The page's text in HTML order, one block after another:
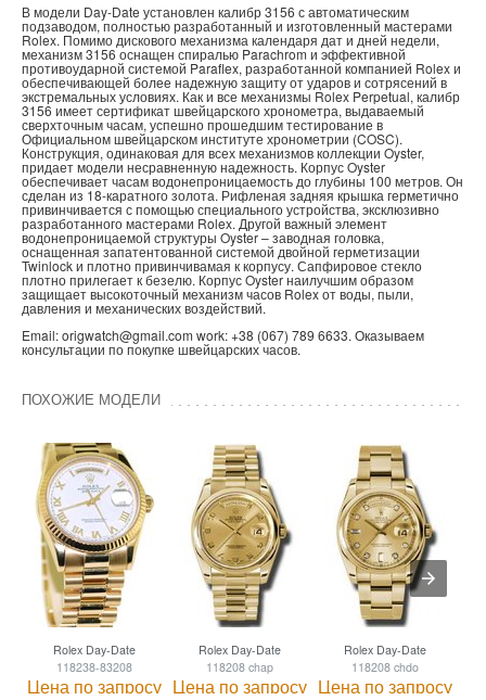
В модели Day-Date установлен калибр 3156 с автоматическим
подзаводом, полностью разработанный и изготовленный мастерами
Rolex. Помимо дискового механизма календаря дат и дней недели,
механизм 3156 оснащен спиралью Parachrom и эффективной
противоударной системой Paraflex, разработанной компанией Rolex и
обеспечивающей более надежную защиту от ударов и сотрясений в
экстремальных условиях. Как и все механизмы Rolex Perpetual, калибр
3156 имеет сертификат швейцарского хронометра, выдаваемый
сверхточным часам, успешно прошедшим тестирование в
Официальном швейцарском институте хронометрии (COSC).
Конструкция, одинаковая для всех механизмов коллекции Oyster,
придает модели несравненную надежность. Корпус Oyster
обеспечивает часам водонепроницаемость до глубины 100 метров. Он
сделан из 18-каратного золота. Рифленая задняя крышка герметично
привинчивается с помощью специального устройства, эксклюзивно
разработанного мастерами Rolex. Другой важный элемент
водонепроницаемой структуры Oyster – заводная головка,
оснащенная запатентованной системой двойной герметизации
Twinlock и плотно привинчивамая к корпусу. Сапфировое стекло
плотно прилегает к безелю. Корпус Oyster наилучшим образом
защищает высокоточный механизм часов Rolex от воды, пыли,
давления и механических воздействий.
Email: origwatch@gmail.com work: +38 (067) 789 6633. Оказываем
консультации по покупке швейцарских часов.
ПОХОЖИЕ МОДЕЛИ
Rolex Day-Date
118238-83208
Цена по запросу
Rolex Day-Date
118208 chap
Цена по запросу
Rolex Day-Date
118208 chdo
Цена по запросу